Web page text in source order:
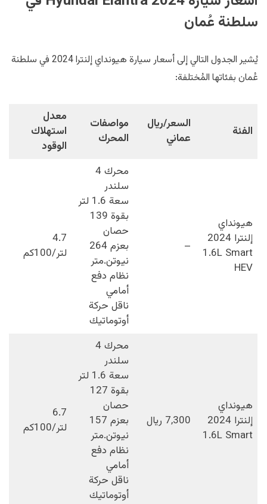
سلطنة عُمان
يُشير الجدول التالي إلى أسعار سيارة هيونداي إلنترا 2024 في سلطنة
عُمان بفئاتها المُختلفة:
الفئة
السعر/ريال
عماني
مواصفات
المحرك
معدل
استهلاك
الوقود
هيونداي
إلنترا 2024
1.6L Smart
HEV
–
محرك 4
سلندر
سعة 1.6 لتر
بقوة 139
حصان
بعزم 264
نيوتن.متر
نظام دفع
أمامي
ناقل حركة
أوتوماتيك
4.7
لتر/100كم
هيونداي
إلنترا 2024
1.6L Smart
7,300 ريال
محرك 4
سلندر
سعة 1.6 لتر
بقوة 127
حصان
بعزم 157
نيوتن.متر
نظام دفع
أمامي
ناقل حركة
أوتوماتيك
6.7
لتر/100كم